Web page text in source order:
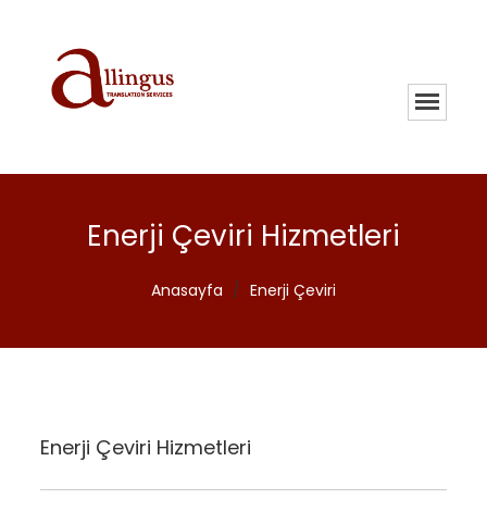
Enerji Çeviri Hizmetleri
Anasayfa / Enerji Çeviri
Enerji Çeviri Hizmetleri